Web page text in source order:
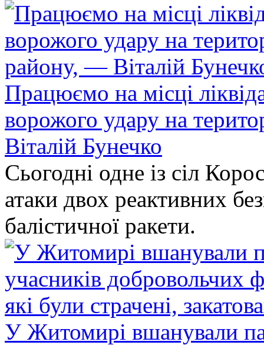
Працюємо на місці
ворожого удару на
Віталій Бунечко
Сьогодні одне із сіл
атаки двох реактивних
балістичної ракети.
У Житомирі вшанували